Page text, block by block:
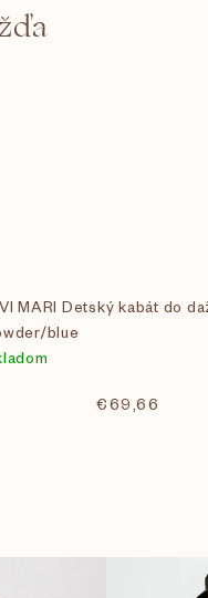
MARI Detský kabát do
blue
€69,66